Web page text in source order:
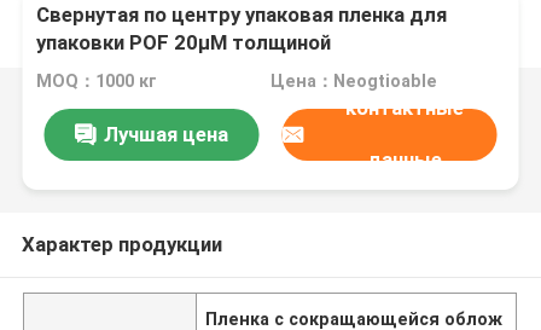
Свернутая по центру упаковая пленка для
упаковки POF 20μM толщиной
MOQ：1000 кг Цена：Neogtioable
Лучшая цена
контактные
данные
Характер продукции
Пленка с сокращающейся облож